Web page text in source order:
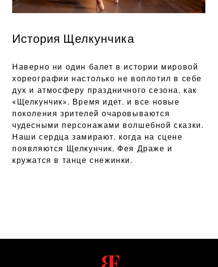
История Щелкунчика
Наверно ни один балет в истории мировой
хореографии настолько не воплотил в себе
дух и атмосферу праздничного сезона, как
«Щелкунчик». Время идет, и все новые
поколения зрителей очаровываются
чудесными персонажами волшебной сказки.
Наши сердца замирают, когда на сцене
появляются Щелкунчик, Фея Драже и
кружатся в танце снежинки.